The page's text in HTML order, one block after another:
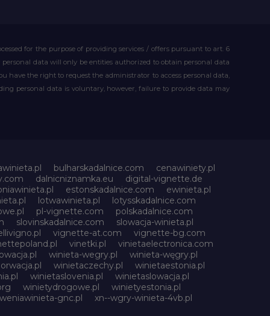
for the purpose of providing services / offers pursuant to art. 6
data will only be entities authorized to obtain personal data
have the right to request the administrator to access personal data,
personal data is voluntary, however, failure to provide data may
bulharskadalnice.com
cenawiniety.pl
dalnicniznamka.eu
digital-vignette.de
estonskadalnice.com
ewinieta.pl
lotwawinieta.pl
lotysskadalnice.com
pl-vignette.com
polskadalnice.com
slovinskadalnice.com
slowacja-winieta.pl
vignette-at.com
vignette-bg.com
vinetki.pl
vinietaelectronica.com
winieta-wegry.pl
winieta-węgry.pl
winietaczechy.pl
winietaestonia.pl
winietaslovenia.pl
winietaslowacja.pl
winietydrogowe.pl
winietyestonia.pl
gnc.pl
xn--wgry-winieta-4vb.pl